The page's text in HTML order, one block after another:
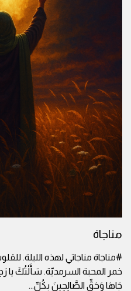
مناجاة
#مناجاة مناجاتي لهذه الليلة.
خمر المحبة السرمديّة. سَأَلْتُكَ يا
جَاهَا وَحَقِّ الصَّالِحِينَ بِكُلِّ...